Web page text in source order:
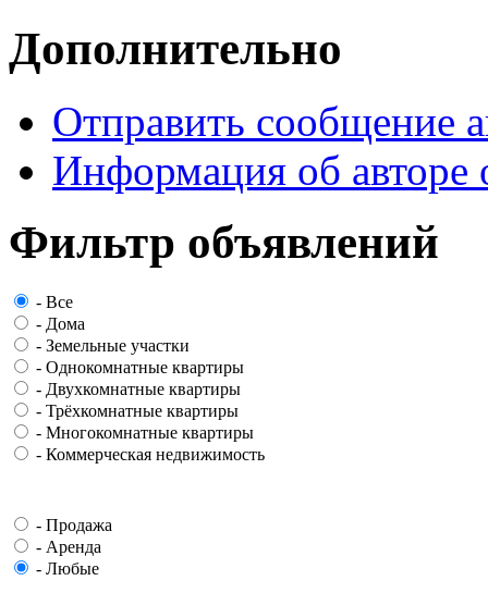
Дополнительно
Отправить сообщение
Информация об авторе
Фильтр объявлений
- Все
- Дома
- Земельные участки
- Однокомнатные квартиры
- Двухкомнатные квартиры
- Трёхкомнатные квартиры
- Многокомнатные квартиры
- Коммерческая недвижимость
- Продажа
- Аренда
- Любые